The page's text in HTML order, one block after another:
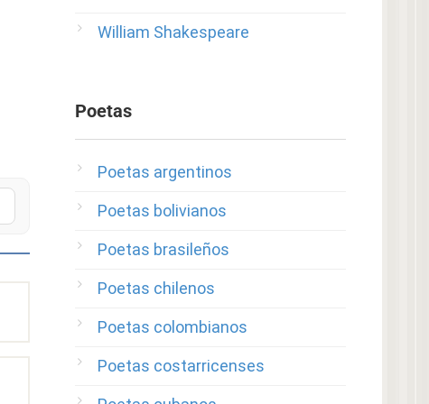
William Shakespeare
Poetas
Poetas argentinos
Poetas bolivianos
Poetas brasileños
Poetas chilenos
Poetas colombianos
Poetas costarricenses